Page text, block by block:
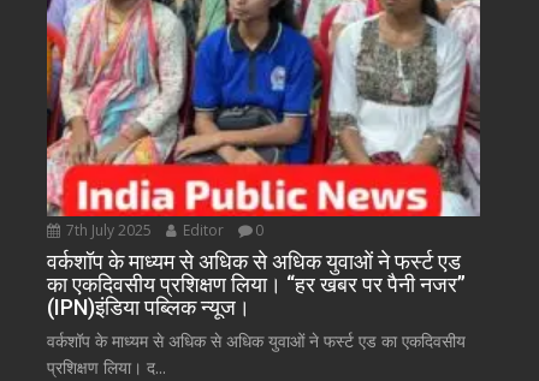
7th July 2025 Editor 0
वर्कशॉप के माध्यम से अधिक से अधिक युवाओं ने फर्स्ट एड
का एकदिवसीय प्रशिक्षण लिया। “हर खबर पर पैनी नजर”
(IPN)इंडिया पब्लिक न्यूज।
वर्कशॉप के माध्यम से अधिक से अधिक युवाओं ने फर्स्ट एड का एकदिवसीय
प्रशिक्षण लिया। द...